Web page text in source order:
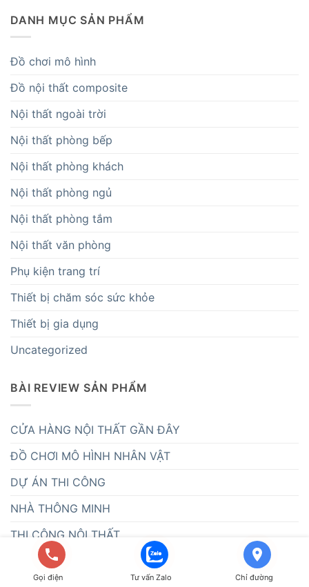
DANH MỤC SẢN PHẨM
Đồ chơi mô hình
Đồ nội thất composite
Nội thất ngoài trời
Nội thất phòng bếp
Nội thất phòng khách
Nội thất phòng ngủ
Nội thất phòng tắm
Nội thất văn phòng
Phụ kiện trang trí
Thiết bị chăm sóc sức khỏe
Thiết bị gia dụng
Uncategorized
BÀI REVIEW SẢN PHẨM
CỬA HÀNG NỘI THẤT GẦN ĐÂY
ĐỒ CHƠI MÔ HÌNH NHÂN VẬT
DỰ ÁN THI CÔNG
NHÀ THÔNG MINH
THI CÔNG NỘI THẤT
THIẾT KẾ NỘI THẤT
Gọi điện Tư vấn Zalo Chỉ đường